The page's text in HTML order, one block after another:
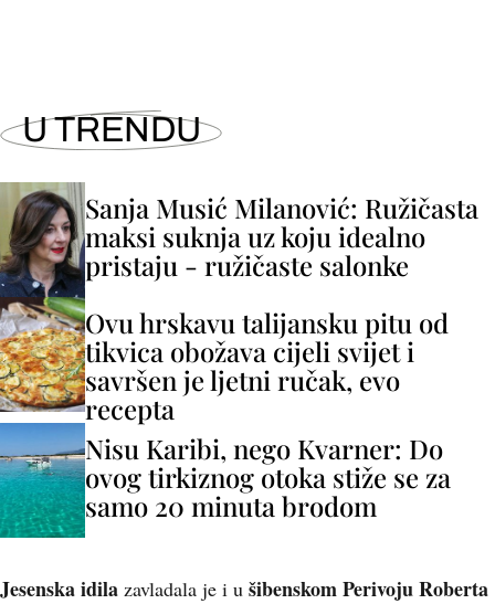
U TRENDU
Sanja Musić Milanović: Ružičasta
maksi suknja uz koju idealno
pristaju - ružičaste salonke
Ovu hrskavu talijansku pitu od
tikvica obožava cijeli svijet i
savršen je ljetni ručak, evo
recepta
Nisu Karibi, nego Kvarner: Do
ovog tirkiznog otoka stiže se za
samo 20 minuta brodom
Jesenska idila zavladala je i u šibenskom Perivoju Roberta